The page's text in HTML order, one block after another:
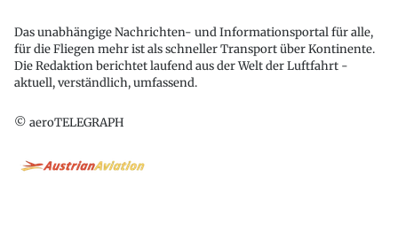
Das unabhängige Nachrichten- und Informationsportal für alle,
für die Fliegen mehr ist als schneller Transport über Kontinente.
Die Redaktion berichtet laufend aus der Welt der Luftfahrt -
aktuell, verständlich, umfassend.
© aeroTELEGRAPH